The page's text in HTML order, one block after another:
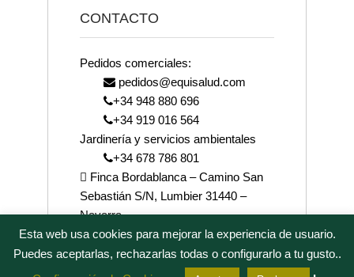
CONTACTO
Pedidos comerciales:
pedidos@equisalud.com
+34 948 880 696
+34 919 016 564
Jardinería y servicios ambientales
+34 678 786 801
Finca Bordablanca – Camino San
Sebastián S/N, Lumbier 31440 –
Navarra
josenea@josenea.bio
Esta web usa cookies para mejorar la experiencia de usuario.
Puedes aceptarlas, rechazarlas todas o configurarlo a tu gusto..